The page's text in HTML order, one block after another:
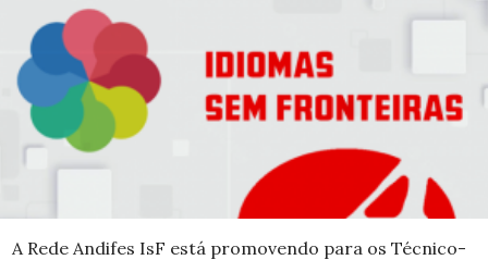
A Rede Andifes IsF está promovendo para os Técnico-